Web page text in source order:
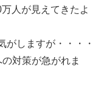
人が見えてきたよ
がしますが・・・・
対策が急がれま